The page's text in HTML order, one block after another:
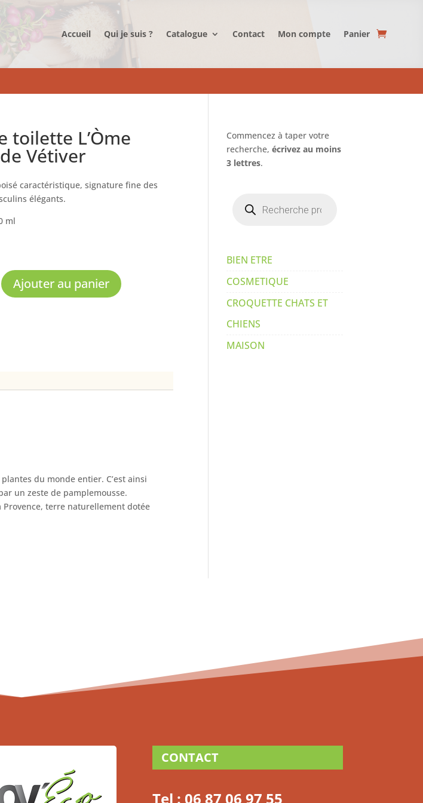
Accueil Qui je suis ? Catalogue Contact Mon compte Panier
toilette L’Òme
Vétiver
caractéristique, signature fine des
élégants.
ml
Ajouter au panier
du monde entier. C’est ainsi
un zeste de pamplemousse.
Provence, terre naturellement dotée
Commencez à taper votre
recherche,écrivez au moins
3 lettres.
produits
BIEN ETRE
COSMETIQUE
CROQUETTE CHATS ET
CHIENS
MAISON
CONTACT
Tel : 06 87 06 97 55